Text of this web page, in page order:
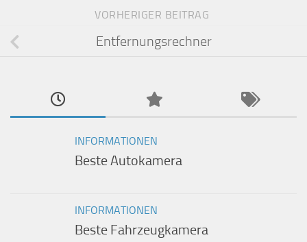
VORHERIGER BEITRAG
Entfernungsrechner
INFORMATIONEN
Beste Autokamera
INFORMATIONEN
Beste Fahrzeugkamera